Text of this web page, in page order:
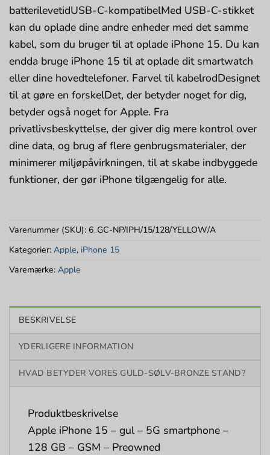
batterilevetidUSB-C-kompatibelMed USB-C-stikket
kan du oplade dine andre enheder med det samme
kabel, som du bruger til at oplade iPhone 15. Du kan
endda bruge iPhone 15 til at oplade dit smartwatch
eller dine hovedtelefoner. Farvel til kabelrodDesignet
til at gøre en forskelDet, der betyder noget for dig,
betyder også noget for Apple. Fra
privatlivsbeskyttelse, der giver dig mere kontrol over
dine data, og brug af flere genbrugsmaterialer, der
minimerer miljøpåvirkningen, til at skabe indbyggede
funktioner, der gør iPhone tilgængelig for alle.
Varenummer (SKU): 6_GC-NP/IPH/15/128/YELLOW/A
Kategorier: Apple, iPhone 15
Varemærke: Apple
BESKRIVELSE
YDERLIGERE INFORMATION
HVAD BETYDER VORES GULD-SØLV-BRONZE STAND?
Produktbeskrivelse
Apple iPhone 15 – gul – 5G smartphone –
128 GB – GSM – Preowned